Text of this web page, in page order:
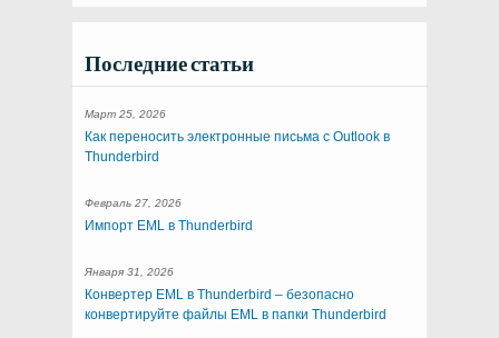
Последние статьи
Март 25, 2026
Как переносить электронные письма с Outlook в
Thunderbird
Февраль 27, 2026
Импорт EML в Thunderbird
Января 31, 2026
Конвертер EML в Thunderbird – безопасно
конвертируйте файлы EML в папки Thunderbird